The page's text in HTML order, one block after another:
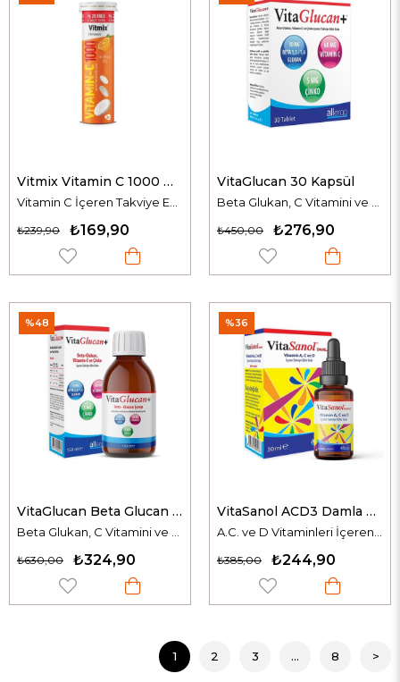
Vitmix Vitamin C 1000 mg 24 Efervesan Tablet
₺169,90
₺239,90
VitaGlucan 30 Kapsül
₺276,90
₺450,00
VitaGlucan Beta Glucan Şurup 150ml
₺324,90
₺630,00
%48
VitaSanol ACD3 Damla 30 ml
₺244,90
₺385,00
%36
1 2 3 ... 8 >